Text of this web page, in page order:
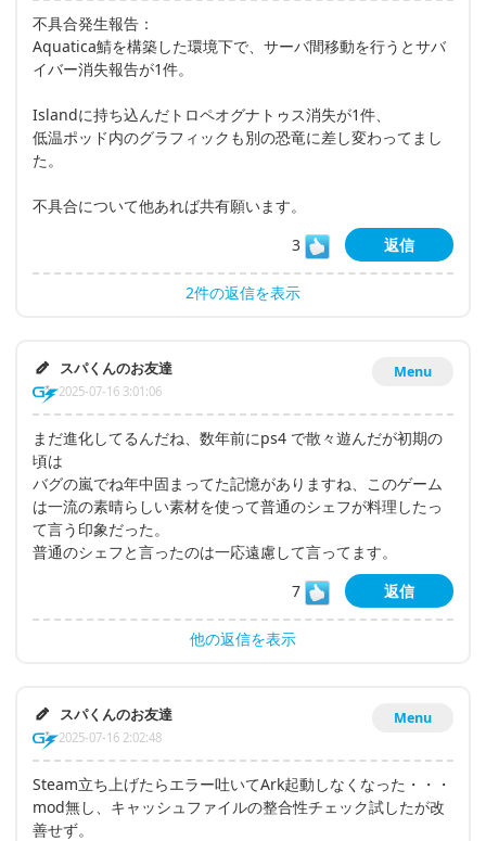
不具合発生報告：
Aquatica鯖を構築した環境下で、サーバ間移動を行うとサバ
イバー消失報告が1件。
Islandに持ち込んだトロペオグナトゥス消失が1件、
低温ポッド内のグラフィックも別の恐竜に差し変わってまし
た。
不具合について他あれば共有願います。
3
返信
2件の返信を表示
Menu
スパくんのお友達
2025-07-16 3:01:06
まだ進化してるんだね、数年前にps4 で散々遊んだが初期の
頃は
バグの嵐でね年中固まってた記憶がありますね、このゲーム
は一流の素晴らしい素材を使って普通のシェフが料理したっ
て言う印象だった。
普通のシェフと言ったのは一応遠慮して言ってます。
7
返信
他の返信を表示
Menu
スパくんのお友達
2025-07-16 2:02:48
Steam立ち上げたらエラー吐いてArk起動しなくなった・・・
mod無し、キャッシュファイルの整合性チェック試したが改
善せず。